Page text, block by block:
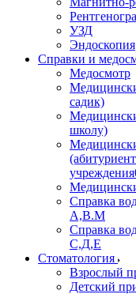
УЗД
Эндоскопия
Справки и
Медосмотр
садик)
школу)
Справка
А,В.М
Справка
С,Д,Е
Стоматология
Взрослый
Детский